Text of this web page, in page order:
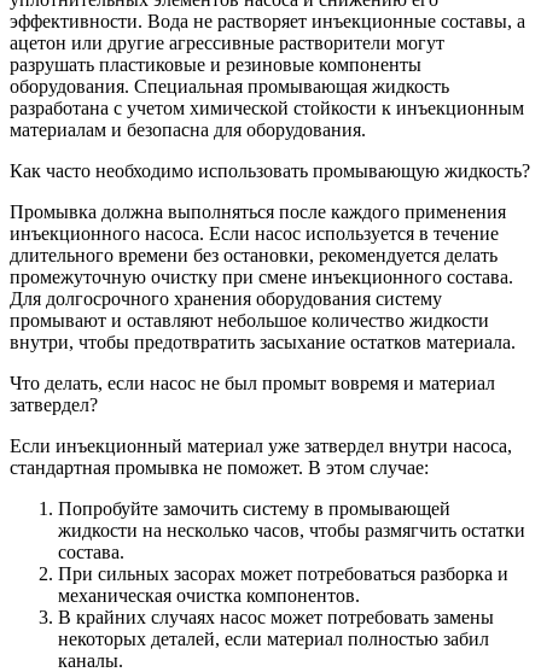
эффективности. Вода не растворяет инъекционные составы, а
ацетон или другие агрессивные растворители могут
разрушать пластиковые и резиновые компоненты
оборудования. Специальная промывающая жидкость
разработана с учетом химической стойкости к инъекционным
материалам и безопасна для оборудования.
Как часто необходимо использовать промывающую жидкость?
Промывка должна выполняться после каждого применения
инъекционного насоса. Если насос используется в течение
длительного времени без остановки, рекомендуется делать
промежуточную очистку при смене инъекционного состава.
Для долгосрочного хранения оборудования систему
промывают и оставляют небольшое количество жидкости
внутри, чтобы предотвратить засыхание остатков материала.
Что делать, если насос не был промыт вовремя и материал
затвердел?
Если инъекционный материал уже затвердел внутри насоса,
стандартная промывка не поможет. В этом случае:
Попробуйте замочить систему в промывающей
жидкости на несколько часов, чтобы размягчить остатки
состава.
При сильных засорах может потребоваться разборка и
механическая очистка компонентов.
В крайних случаях насос может потребовать замены
некоторых деталей, если материал полностью забил
каналы.